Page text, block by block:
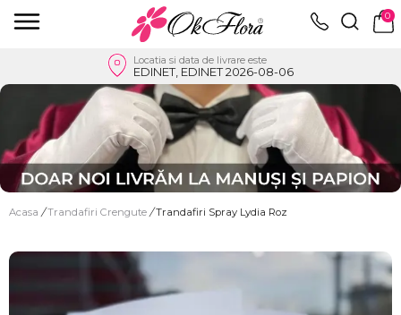
0
Locatia si data de livrare este
EDINET, EDINET 2026-08-06
Acasa / Trandafiri Crengute / Trandafiri Spray Lydia Roz